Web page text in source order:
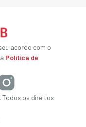
acordo com o
Política de
os direitos